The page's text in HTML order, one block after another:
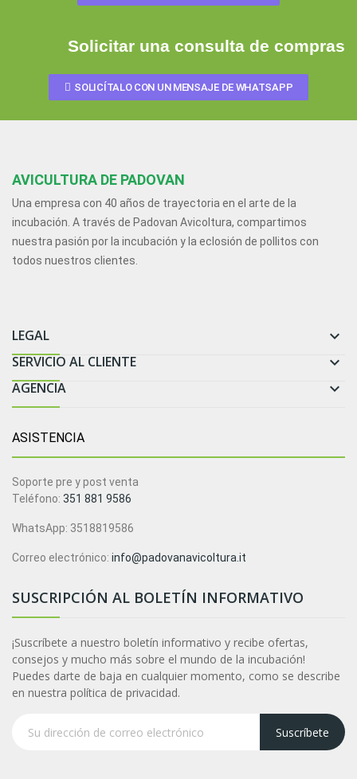
Solicitar una consulta de compras
SOLICÍTALO CON UN MENSAJE DE WHATSAPP
AVICULTURA DE PADOVAN
Una empresa con 40 años de trayectoria en el arte de la
incubación. A través de Padovan Avicoltura, compartimos
nuestra pasión por la incubación y la eclosión de pollitos con
todos nuestros clientes.
LEGAL 
SERVICIO AL CLIENTE 
AGENCIA 
ASISTENCIA
Soporte pre y post venta
Teléfono: 351 881 9586
WhatsApp: 3518819586
Correo electrónico: info@padovanavicoltura.it
SUSCRIPCIÓN AL BOLETÍN INFORMATIVO
¡Suscríbete a nuestro boletín informativo y recibe ofertas,
consejos y mucho más sobre el mundo de la incubación!
Puedes darte de baja en cualquier momento, como se describe
en nuestra política de privacidad.
Suscríbete